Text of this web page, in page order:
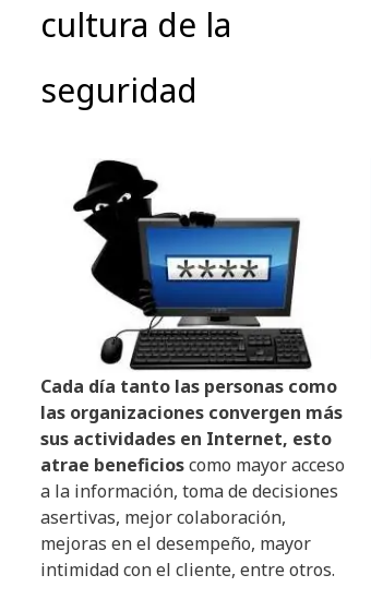
cultura de la
seguridad
Cada día tanto las personas como
las organizaciones convergen más
sus actividades en Internet, esto
atrae beneficioscomo mayor acceso
a la información, toma de decisiones
asertivas, mejor colaboración,
mejoras en el desempeño, mayor
intimidad con el cliente, entre otros.